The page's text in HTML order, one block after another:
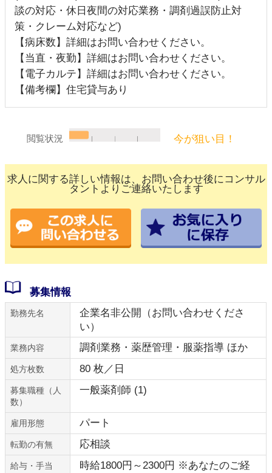
談の対応・休日夜間の対応業務・調剤過誤防止対
策・クレーム対応など)
【病床数】詳細はお問い合わせください。
【当直・夜勤】詳細はお問い合わせください。
【電子カルテ】詳細はお問い合わせください。
【備考欄】住宅貸与あり
閲覧状況 今が狙い目！
求人に関する詳しい情報は、お問い合わせ後にコンサル
タントよりご連絡いたします
募集情報
勤務先名
企業名非公開（お問い合わせくださ
い）
業務内容 調剤業務・薬歴管理・服薬指導 ほか
処方枚数 80 枚／日
募集職種（人
数）
一般薬剤師 (1)
雇用形態 パート
転勤の有無 応相談
給与・手当
時給1800円～2300円 ※あなたのご経